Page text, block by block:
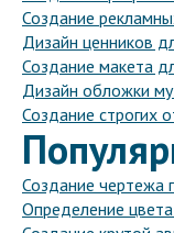
Создание
Дизайн ценников
Создание макета
Дизайн обложки
Создание строгих
Создание чертежа
Определение